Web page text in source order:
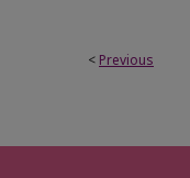
< Previous